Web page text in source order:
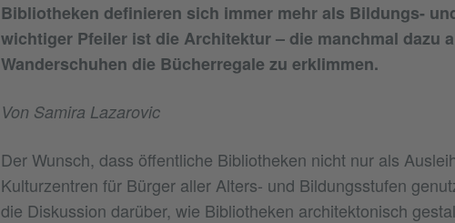
Bibliotheken definieren sich immer mehr als Bildungs-
wichtiger Pfeiler ist die Architektur – die manchmal dazu
Wanderschuhen die Bücherregale zu erklimmen.
Von Samira Lazarovic
Der Wunsch, dass öffentliche Bibliotheken nicht nur als
Kulturzentren für Bürger aller Alters- und Bildungsstufen
die Diskussion darüber, wie Bibliotheken architektonisch